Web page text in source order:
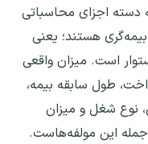
دسته اجزای محاسباتی
هستند؛ یعنی
است. میزان واقعی
طول سابقه بیمه،
نوع شغل و میزان
این مولفه‌هاست.